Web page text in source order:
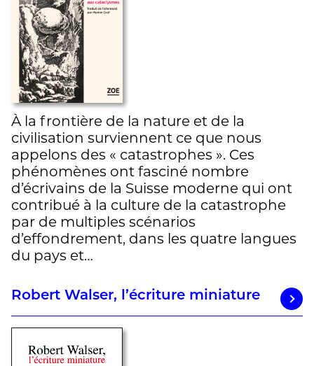
À la frontière de la nature et de la
civilisation surviennent ce que nous
appelons des « catastrophes ». Ces
phénomènes ont fasciné nombre
d’écrivains de la Suisse moderne qui ont
contribué à la culture de la catastrophe
par de multiples scénarios
d’effondrement, dans les quatre langues
du pays et…
Robert Walser, l’écriture miniature